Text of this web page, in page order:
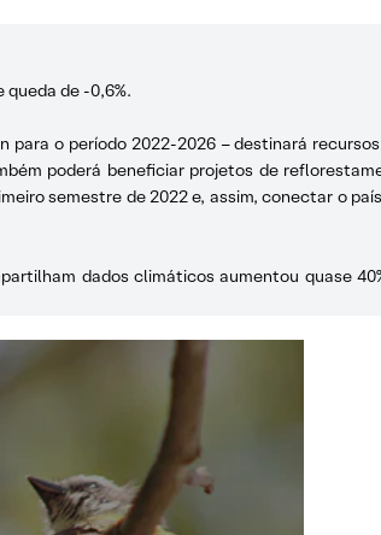
de -0,6%.
para o período 2022-2026 – destinará
poderá beneficiar projetos de
semestre de 2022 e, assim, conectar o
dados climáticos aumentou quase